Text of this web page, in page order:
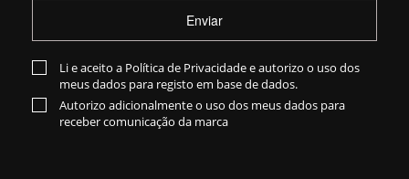
Enviar
Li e aceito a Política de Privacidadee autorizo o uso dos
meus dados para registo em base de dados.
Autorizo adicionalmente o uso dos meus dados para
receber comunicação da marca